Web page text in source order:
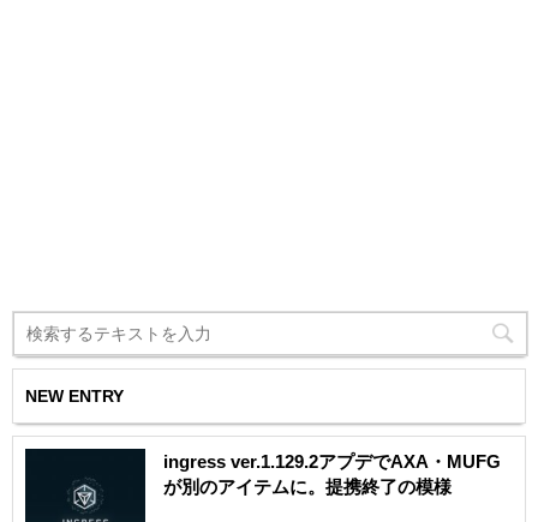
NEW ENTRY
ingress ver.1.129.2アプデでAXA・MUFG
が別のアイテムに。提携終了の模様